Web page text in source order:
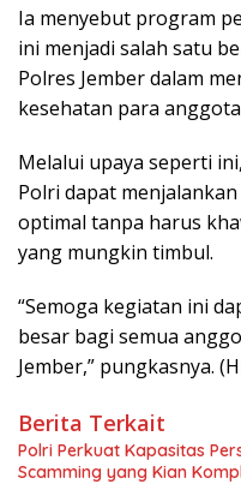
Ia menyebut program
ini menjadi salah satu
Polres Jember dalam
kesehatan para
Melalui upaya seperti
Polri dapat
optimal tanpa harus
yang mungkin timbul.
“Semoga kegiatan ini
besar bagi semua
Jember,” pungkasnya.
Berita Terkait
Polri Perkuat Kapasitas
Scamming yang Kian